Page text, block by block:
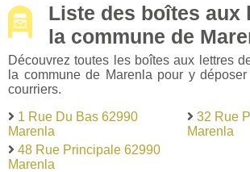
Liste des boîtes aux
la commune de
Découvrez toutes les boîtes aux lettres
la commune de Marenla pour y
courriers.
1 Rue Du Bas 62990
Marenla
48 Rue Principale 62990
Marenla
32 Rue
Marenla